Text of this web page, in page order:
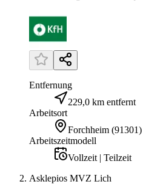
Entfernung
229,0 km entfernt
Arbeitsort
Forchheim (91301)
Arbeitszeitmodell
Vollzeit | Teilzeit
Asklepios MVZ Lich